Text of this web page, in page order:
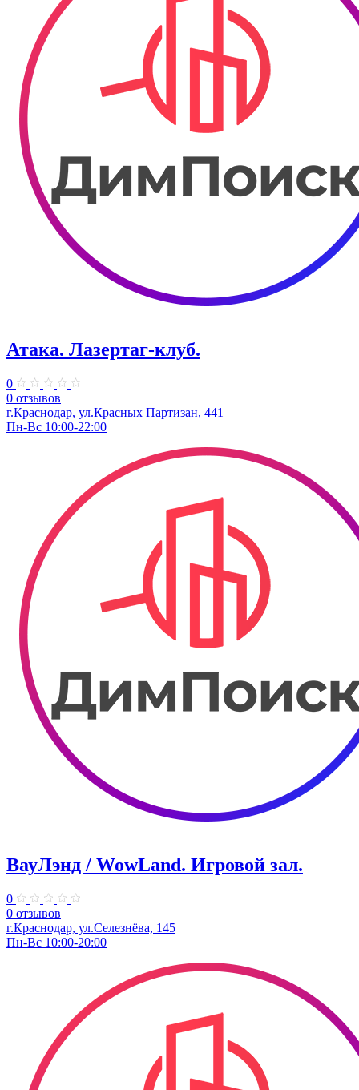
Атака. ​Лазертаг-клуб.
0
0 отзывов
г.Краснодар, ул.Красных Партизан, 441
Пн-Вс 10:00-22:00
ВауЛэнд / WowLand. ​Игровой зал.
0
0 отзывов
г.Краснодар, ул.Селезнёва, 145
Пн-Вс 10:00-20:00